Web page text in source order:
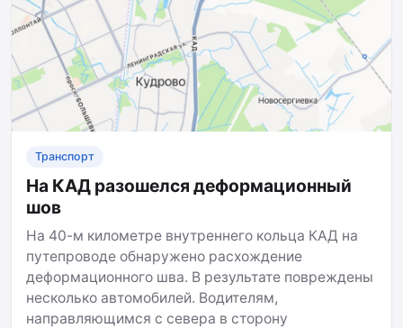
Транспорт
На КАД разошелся деформационный
шов
На 40-м километре внутреннего кольца КАД на
путепроводе обнаружено расхождение
деформационного шва. В результате повреждены
несколько автомобилей. Водителям,
направляющимся с севера в сторону